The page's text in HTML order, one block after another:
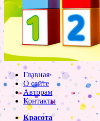
Главная
О сайте
Авторам
Контакты
Красота